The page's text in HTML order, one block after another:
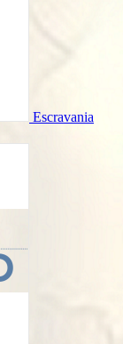
Escravania